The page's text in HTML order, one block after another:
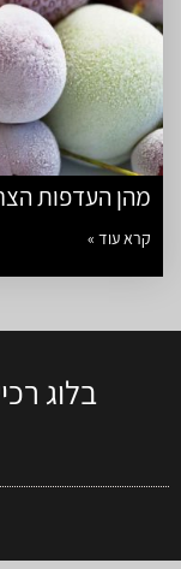
מהן העדפות
קרא עוד »
בלוג